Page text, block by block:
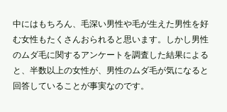
中にはもちろん、毛深い男性や毛が生えた男性を好
む女性もたくさんおられると思います。しかし男性
のムダ毛に関するアンケートを調査した結果による
と、半数以上の女性が、男性のムダ毛が気になると
回答していることが事実なのです。